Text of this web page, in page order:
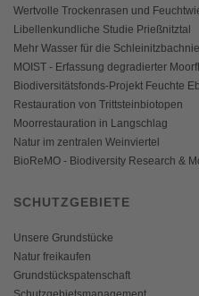
Wertvolle Trockenrasen und
Libellenkundliche Studie Prießnitztal
Mehr Wasser für die
MOIST - Erfassung degradierter
Biodiversitätsfonds-Projekt Feuchte
Restauration von Trittsteinbiotopen
Moorrestauration in Langschlag
Natur im zentralen Weinviertel
BioReMO - Biodiversity Research &
SCHUTZGEBIETE
Unsere Grundstücke
Natur freikaufen
Grundstückspatenschaft